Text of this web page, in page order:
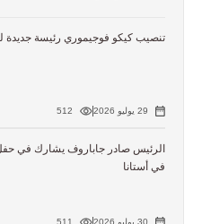
تنصيب كيكو فوجيموري رئيسة جديدة
29 يوليو 2026 512
في أستانا
30 يوليو 2026 511